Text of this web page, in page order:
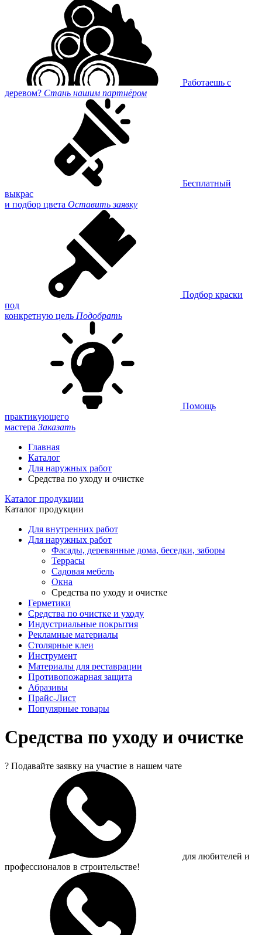
Работаешь с
деревом? Стань нашим партнёром
Бесплатный
выкрас
и подбор цвета Оставить заявку
Подбор краски
под
конкретную цель Подобрать
Помощь
практикующего
мастера Заказать
Главная
Каталог
Для наружных работ
Средства по уходу и очистке
Каталог продукции
Каталог продукции
Для внутренних работ
Для наружных работ
Фасады, деревянные дома, беседки, заборы
Террасы
Садовая мебель
Окна
Средства по уходу и очистке
Герметики
Средства по очистке и уходу
Индустриальные покрытия
Рекламные материалы
Столярные клеи
Инструмент
Материалы для реставрации
Противопожарная защита
Абразивы
Прайс-Лист
Популярные товары
Средства по уходу и очистке
? Подавайте заявку на участие в нашем чате
для любителей и
профессионалов в строительстве!